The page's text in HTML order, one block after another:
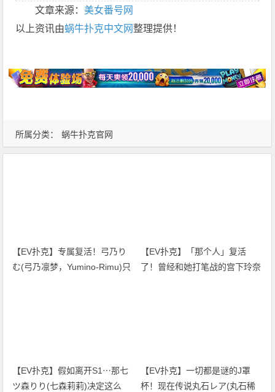
所属分类： 蜗牛扑克官网
文章来源： 美女番号网
以上资讯由蜗牛扑克中文网整理提供！
【EV扑克】专属复活！弓乃り
む(弓乃凛梦，Yumino-Rimu)只
【EV扑克】「那个人」复活
了！曾经和她打笔战的宫下玲奈
【EV扑克】假如离开S1⋯那七
ツ森りり(七森莉莉)决定这么
【EV扑克】一切都是谜的J罩
杯！现在传说丸石レア(丸石稀